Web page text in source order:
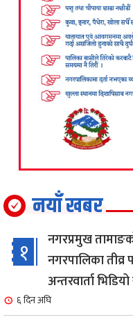
नयाँ खबर
१
नगरप्रमुख
नगरपालिका तीव्र
अन्तरवार्ता
६ दिन अघि